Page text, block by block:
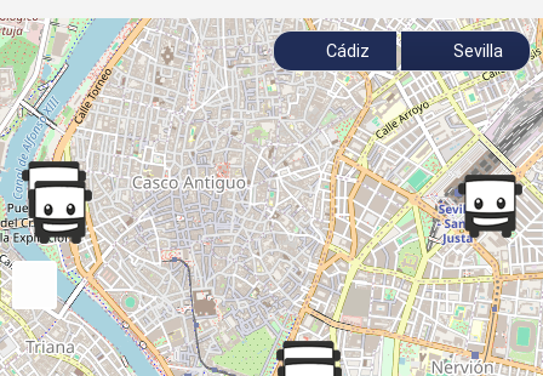
Cádiz Sevilla